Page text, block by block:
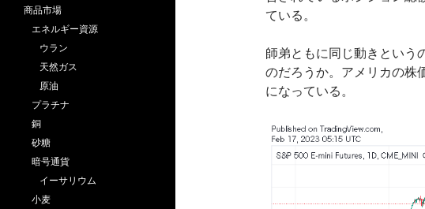
ている。
師弟ともに同じ動きという
のだろうか。アメリカの株
になっている。
商品市場
エネルギー資源
ウラン
天然ガス
原油
プラチナ
銅
砂糖
暗号通貨
イーサリウム
小麦